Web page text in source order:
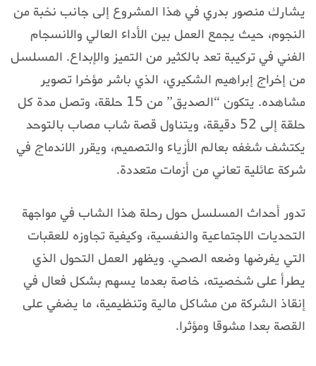
يشارك منصور بدري في هذا المشروع إلى جانب نخبة من
النجوم، حيث يجمع العمل بين الأداء العالي والانسجام
الفني في تركيبة تعد بالكثير من التميز والإبداع. المسلسل
من إخراج إبراهيم الشكيري، الذي باشر مؤخرا تصوير
مشاهده. يتكون “الصديق” من 15 حلقة، وتصل مدة كل
حلقة إلى 52 دقيقة، ويتناول قصة شاب مصاب بالتوحد
يكتشف شغفه بعالم الأزياء والتصميم، ويقرر الاندماج في
شركة عائلية تعاني من أزمات متعددة.
تدور أحداث المسلسل حول رحلة هذا الشاب في مواجهة
التحديات الاجتماعية والنفسية، وكيفية تجاوزه للعقبات
التي يفرضها وضعه الصحي. ويظهر العمل التحول الذي
يطرأ على شخصيته، خاصة بعدما يسهم بشكل فعال في
إنقاذ الشركة من مشاكل مالية وتنظيمية، ما يضفي على
القصة بعدا مشوقا ومؤثرا.